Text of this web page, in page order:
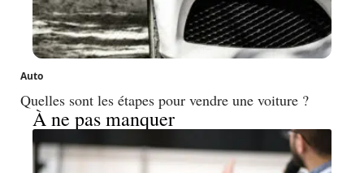
Auto
Quelles sont les étapes pour vendre une voiture ?
À ne pas manquer